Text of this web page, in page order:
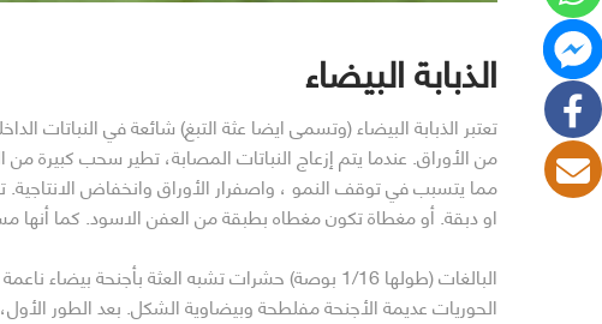
الذبابة البيضاء
تعتبر الذبابة البيضاء (وتسمى ايضا عثة التبغ) شائعة في
من الأوراق. عندما يتم إزعاج النباتات المصابة، تطير سحب كبيرة
مما يتسبب في توقف النمو ، واصفرار الأوراق وانخفاض
او دبقة. أو مغطاة تكون مغطاه بطبقة من العفن الاسود. كما أنها
البالغات (طولها 1/16 بوصة) حشرات تشبه العثة
الحوريات عديمة الأجنحة مفلطحة وبيضاوية الشكل. بعد الطور